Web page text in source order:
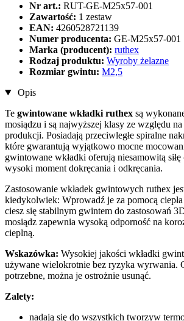
Nr art.: RUT-GE-M25x57-001
Zawartość: 1 zestaw
EAN: 4260528721139
Numer producenta: GE-M25x57-001
Marka (producent): ruthex
Rodzaj produktu: Wyroby żelazne
Rozmiar gwintu: M2,5
Opis
Te gwintowane wkładki ruthex są
mosiądzu i są najwyższej klasy ze względu
produkcji. Posiadają przeciwległe spiralne
które gwarantują wyjątkowo mocne
gwintowane wkładki oferują niesamowitą siłę
wysoki moment dokręcania i odkręcania.
Zastosowanie wkładek gwintowych ruthex
kiedykolwiek: Wprowadź je za pomocą
ciesz się stabilnym gwintem do zastosowań
mosiądz zapewnia wysoką odporność na
cieplną.
Wskazówka: Wysokiej jakości wkładki
używane wielokrotnie bez ryzyka wyrwania.
potrzebne, można je ostrożnie usunąć.
Zalety:
nadają się do wszystkich tworzyw